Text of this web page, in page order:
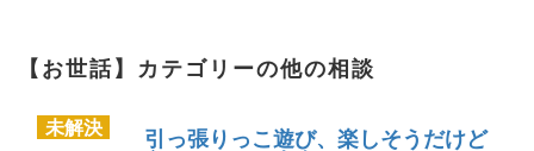
【お世話】カテゴリーの他の相談
未解決 引っ張りっこ遊び、楽しそうだけど